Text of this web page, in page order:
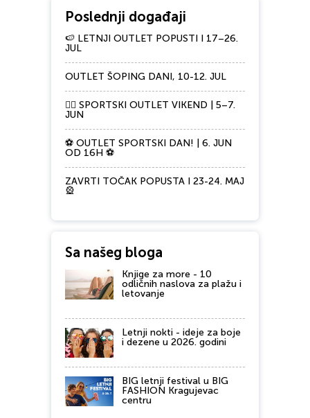
Poslednji događaji
🍉 LETNJI OUTLET POPUSTI I 17–26.
JUL
OUTLET ŠOPING DANI, 10-12. JUL
🏃‍♀️ SPORTSKI OUTLET VIKEND | 5–7.
JUN
⚽ OUTLET SPORTSKI DAN! | 6. JUN
OD 16H ⚽
ZAVRTI TOČAK POPUSTA I 23-24. MAJ
🎡
Sa našeg bloga
Knjige za more - 10
odličnih naslova za plažu i
letovanje
Letnji nokti - ideje za boje
i dezene u 2026. godini
BIG letnji festival u BIG
FASHION Kragujevac
centru